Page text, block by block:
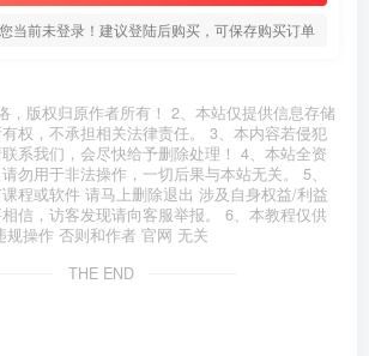
您当前未登录！建议登陆后购买，可保存购买订单
，版权归原作者所有！ 2、本站仅提供信息存储
权，不承担相关法律责任。 3、本内容若侵犯
系我们，会尽快给予删除处理！ 4、本站全资
勿用于非法操作，一切后果与本站无关。 5、
程或软件 请马上删除退出 涉及自身权益/利益
信，访客发现请向客服举报。 6、本教程仅供
规操作 否则和作者 官网 无关
THE END